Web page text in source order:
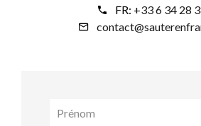
FR: +33 6 34 28